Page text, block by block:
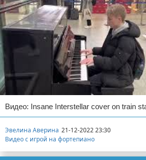
Видео: Insane Interstellar cover on train
Эвелина Аверина 21-12-2022 23:30
Видео с игрой на фортепиано